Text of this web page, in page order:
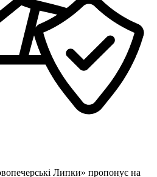
Липки» пропонує на